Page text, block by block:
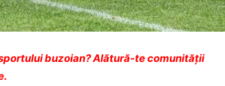
buzoian? Alătură-te comunității